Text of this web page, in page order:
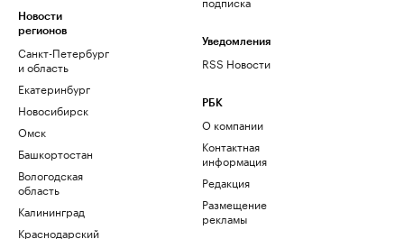
Новости
регионов
Санкт-Петербург
и область
Екатеринбург
Новосибирск
Омск
Башкортостан
Вологодская
область
Калининград
Краснодарский
Уведомления
RSS Новости
РБК
О компании
Контактная
информация
Редакция
Размещение
рекламы